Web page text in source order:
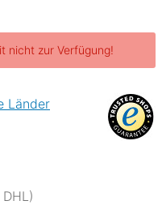
nicht zur Verfügung!
Länder